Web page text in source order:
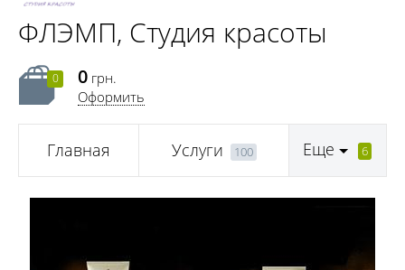
ФЛЭМП, Студия красоты
0 0 грн.
Оформить
Главная Услуги 100 Еще 6